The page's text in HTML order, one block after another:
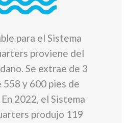
para el Sistema
proviene del
Se extrae de 3
558 y 600 pies de
2022, el Sistema
produjo 119